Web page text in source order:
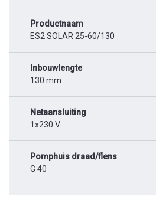
Productnaam
ES2 SOLAR 25-60/130
Inbouwlengte
130 mm
Netaansluiting
1x230 V
Pomphuis draad/flens
G 40